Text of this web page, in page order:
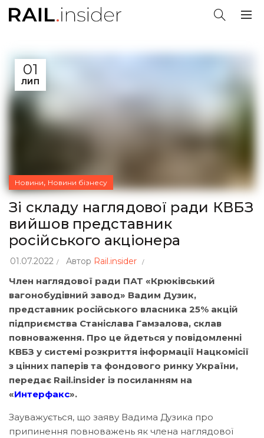
01
ЛИП
Новини, Новини бізнесу
Зі складу наглядової ради КВБЗ
вийшов представник
російського акціонера
01.07.2022 Автор Rail.insider
Член наглядової ради ПАТ «Крюківський
вагонобудівний завод» Вадим Дузик,
представник російського власника 25% акцій
підприємства Станіслава Гамзалова, склав
повноваження. Про це йдеться у повідомленні
КВБЗ у системі розкриття інформації Нацкомісії
з цінних паперів та фондового ринку України,
передає Rail.insider із посиланням на
«Интерфакс».
Зауважується, що заяву Вадима Дузика про
припинення повноважень як члена наглядової